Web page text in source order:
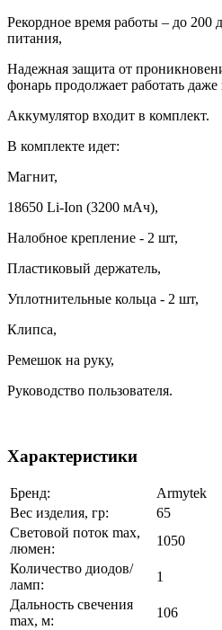
Рекордное время работы – до 200
питания,
Надежная защита от
фонарь продолжает работать
Аккумулятор входит в комплект.
В комплекте идет:
Магнит,
18650 Li-Ion (3200 мАч),
Налобное крепление - 2 шт,
Пластиковый держатель,
Уплотнительные кольца - 2 шт,
Клипса,
Ремешок на руку,
Руководство пользователя.
Характеристики
Бренд:
Armytek
Вес изделия, гр:
65
Световой поток max,
люмен:
1050
Количество диодов/
ламп:
1
Дальность свечения
max, м:
106